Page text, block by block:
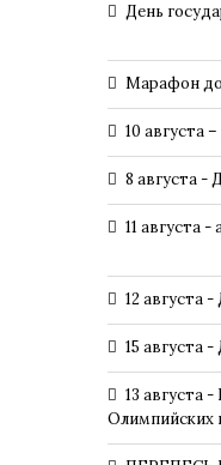
День
Марафон
10 августа
8 августа -
11 августа
12 августа
15 августа
13 августа
Олимпийских